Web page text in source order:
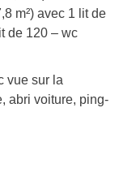
m²) avec 1 lit de
de 120 – wc
vue sur la
abri voiture, ping-